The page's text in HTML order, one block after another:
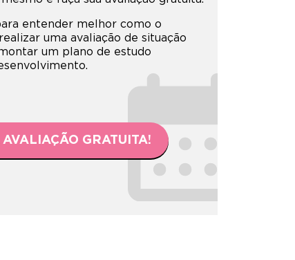
entender melhor como o
uma avaliação de situação
um plano de estudo
GRATUITA!